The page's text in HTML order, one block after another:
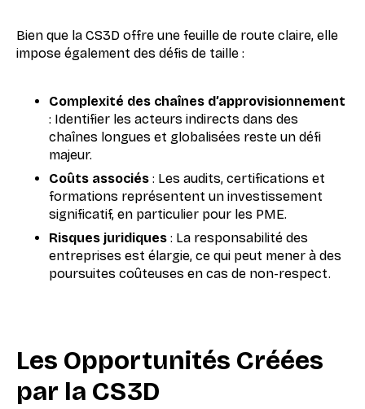
Bien que la CS3D offre une feuille de route claire, elle
impose également des défis de taille :
Complexité des chaînes d’approvisionnement
: Identifier les acteurs indirects dans des
chaînes longues et globalisées reste un défi
majeur.
Coûts associés : Les audits, certifications et
formations représentent un investissement
significatif, en particulier pour les PME.
Risques juridiques : La responsabilité des
entreprises est élargie, ce qui peut mener à des
poursuites coûteuses en cas de non-respect.
Les Opportunités Créées
par la CS3D